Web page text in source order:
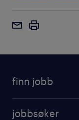
finn jobb
jobbsøker